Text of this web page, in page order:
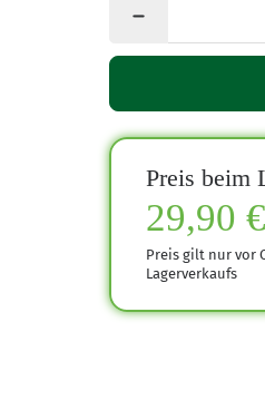
Preis beim
29,90 €
Preis gilt nur vor
Lagerverkaufs